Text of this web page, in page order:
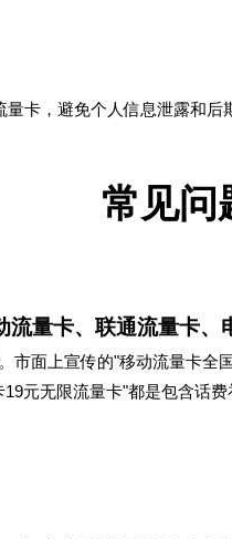
卡，避免个人信息泄露和
常见问
流量卡、联通流量卡、
市面上宣传的"移动流量卡全
元无限流量卡"都是包含话